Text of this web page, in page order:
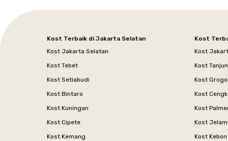
Kost Terbaik di Jakarta Selatan
Kost Jakarta Selatan
Kost Tebet
Kost Setiabudi
Kost Bintaro
Kost Kuningan
Kost Cipete
Kost Kemang
Kost
Kost
Kost
Kost Grogol
Kost
Kost
Kost
Kost